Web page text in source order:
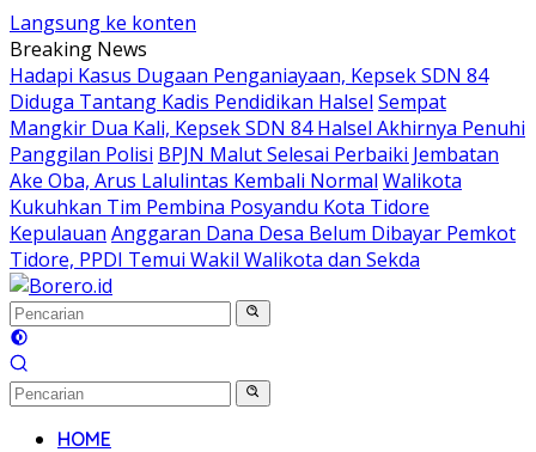
Langsung ke konten
Breaking News
Hadapi Kasus Dugaan Penganiayaan, Kepsek SDN 84
Diduga Tantang Kadis Pendidikan Halsel Sempat
Mangkir Dua Kali, Kepsek SDN 84 Halsel Akhirnya Penuhi
Panggilan Polisi BPJN Malut Selesai Perbaiki Jembatan
Ake Oba, Arus Lalulintas Kembali Normal Walikota
Kukuhkan Tim Pembina Posyandu Kota Tidore
Kepulauan Anggaran Dana Desa Belum Dibayar Pemkot
Tidore, PPDI Temui Wakil Walikota dan Sekda
HOME